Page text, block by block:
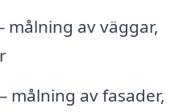
av väggar,
målning av fasader,